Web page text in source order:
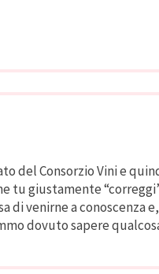
del Consorzio Vini e
tu giustamente
di venirne a conoscenza
dovuto sapere